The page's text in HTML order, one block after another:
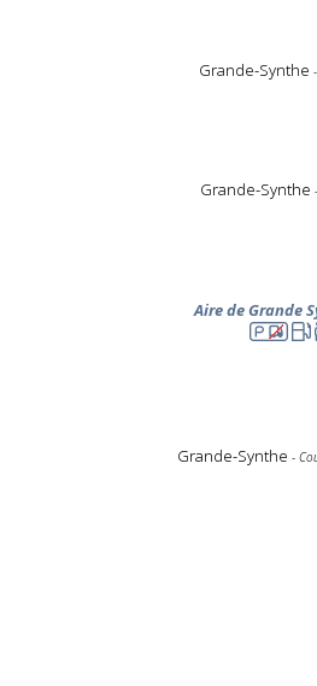
Grande-Synthe
Grande-Synthe
Aire de Grande
Grande-Synthe -